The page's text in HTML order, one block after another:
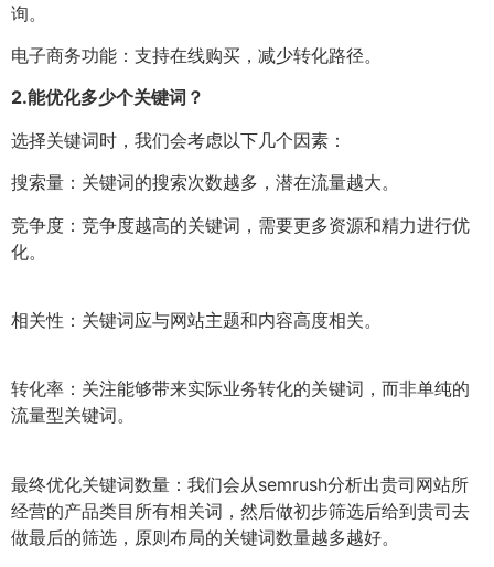
询。
电子商务功能：支持在线购买，减少转化路径。
2.能优化多少个关键词？
选择关键词时，我们会考虑以下几个因素：
搜索量：关键词的搜索次数越多，潜在流量越大。
竞争度：竞争度越高的关键词，需要更多资源和精力进行优
化。
相关性：关键词应与网站主题和内容高度相关。
转化率：关注能够带来实际业务转化的关键词，而非单纯的
流量型关键词。
最终优化关键词数量：我们会从semrush分析出贵司网站所
经营的产品类目所有相关词，然后做初步筛选后给到贵司去
做最后的筛选，原则布局的关键词数量越多越好。